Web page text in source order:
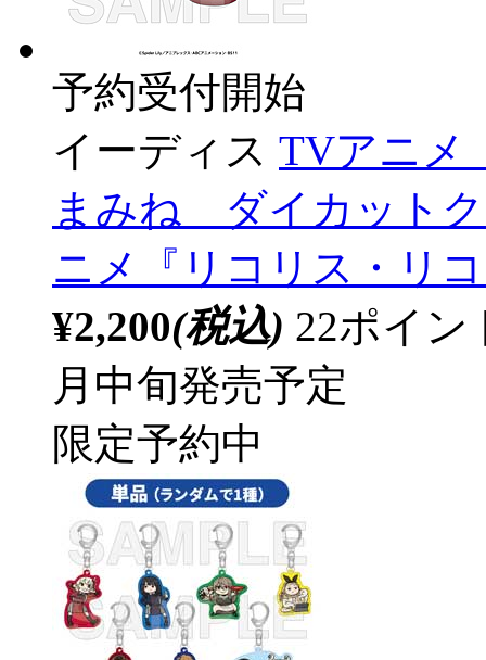
予約受付開始
イーディス TVアニメ
まみね ダイカット
ニメ『リコリス・リ
¥2,200(税込) 22ポイ
月中旬発売予定
限定予約中